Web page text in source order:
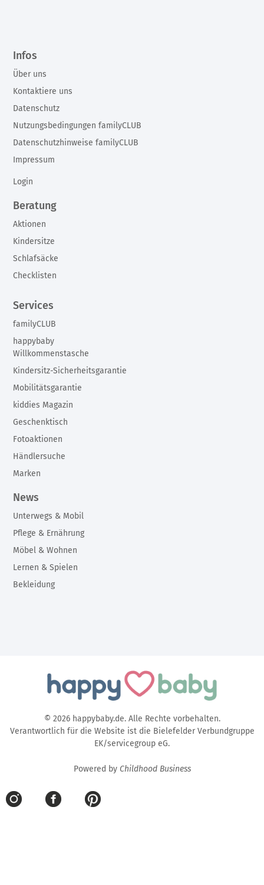
Beratung
Aktionen
Kindersitze
Schlafsäcke
Checklisten
Services
familyCLUB
happybaby
Willkommenstasche
Kindersitz-Sicherheitsgarantie
Mobilitätsgarantie
kiddies Magazin
Geschenktisch
Fotoaktionen
Händlersuche
Marken
News
Unterwegs & Mobil
Pflege & Ernährung
Möbel & Wohnen
Lernen & Spielen
Bekleidung
Infos
Über uns
Kontaktiere uns
Datenschutz
Nutzungsbedingungen familyCLUB
Datenschutzhinweise familyCLUB
Impressum
Login
© 2026 happybaby.de. Alle Rechte vorbehalten.
Verantwortlich für die Website ist die Bielefelder Verbundgruppe
EK/servicegroup eG.
Powered by Childhood Business